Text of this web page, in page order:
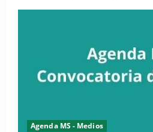
Agenda MS - Medios